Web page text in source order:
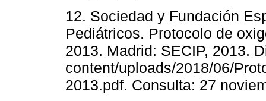
12. Sociedad y Fundación
Pediátricos. Protocolo de
2013. Madrid: SECIP, 2013.
content/uploads/2018/06/
2013.pdf. Consulta: 27